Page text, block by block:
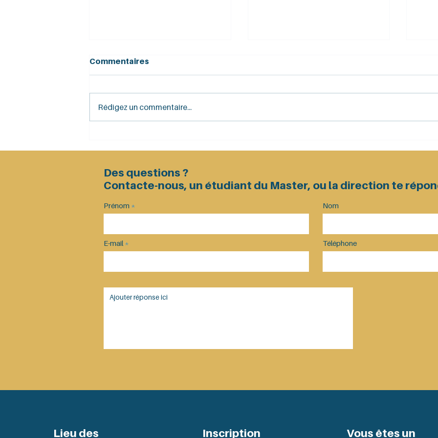
LE MASTER DMC VERSION
2024-2025 !
Commentaires
Rédigez un commentaire...
Des questions ?
Contacte-nous, un étudiant du Master, ou la direction te
Prénom
E-mail
Nom
Téléphone
Lieu des Inscription Vous êtes un